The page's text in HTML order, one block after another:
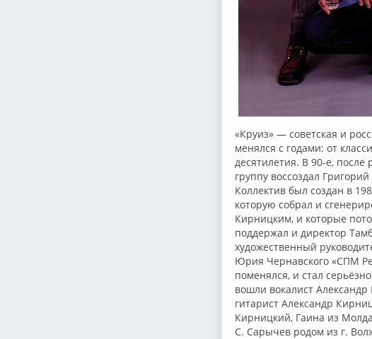
«Круиз» — советская и
менялся с годами: от
десятилетия. В 90-е, после
группу воссоздал
Коллектив был создан в
которую собрал и
Кирницким, и которые
поддержал и директор
художественный
Юрия Чернавского «СПМ
поменялся, и стал
вошли вокалист
гитарист Александр
Кирницкий, Гаина из
С. Сарычев родом из г.